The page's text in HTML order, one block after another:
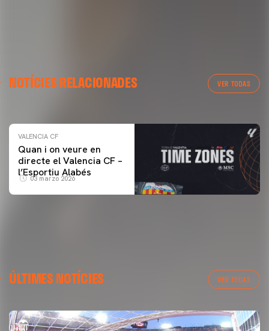
NOTÍCIES RELACIONADES VER TODAS
ENTRENAMENT DEL VALENCIA CF 04/03/26
VALENCIA CF
Quan i on veure en
directe el Valencia CF –
l’Esportiu Alabés
03 marzo 2026
ÚLTIMES NOTÍCIES VER TODAS